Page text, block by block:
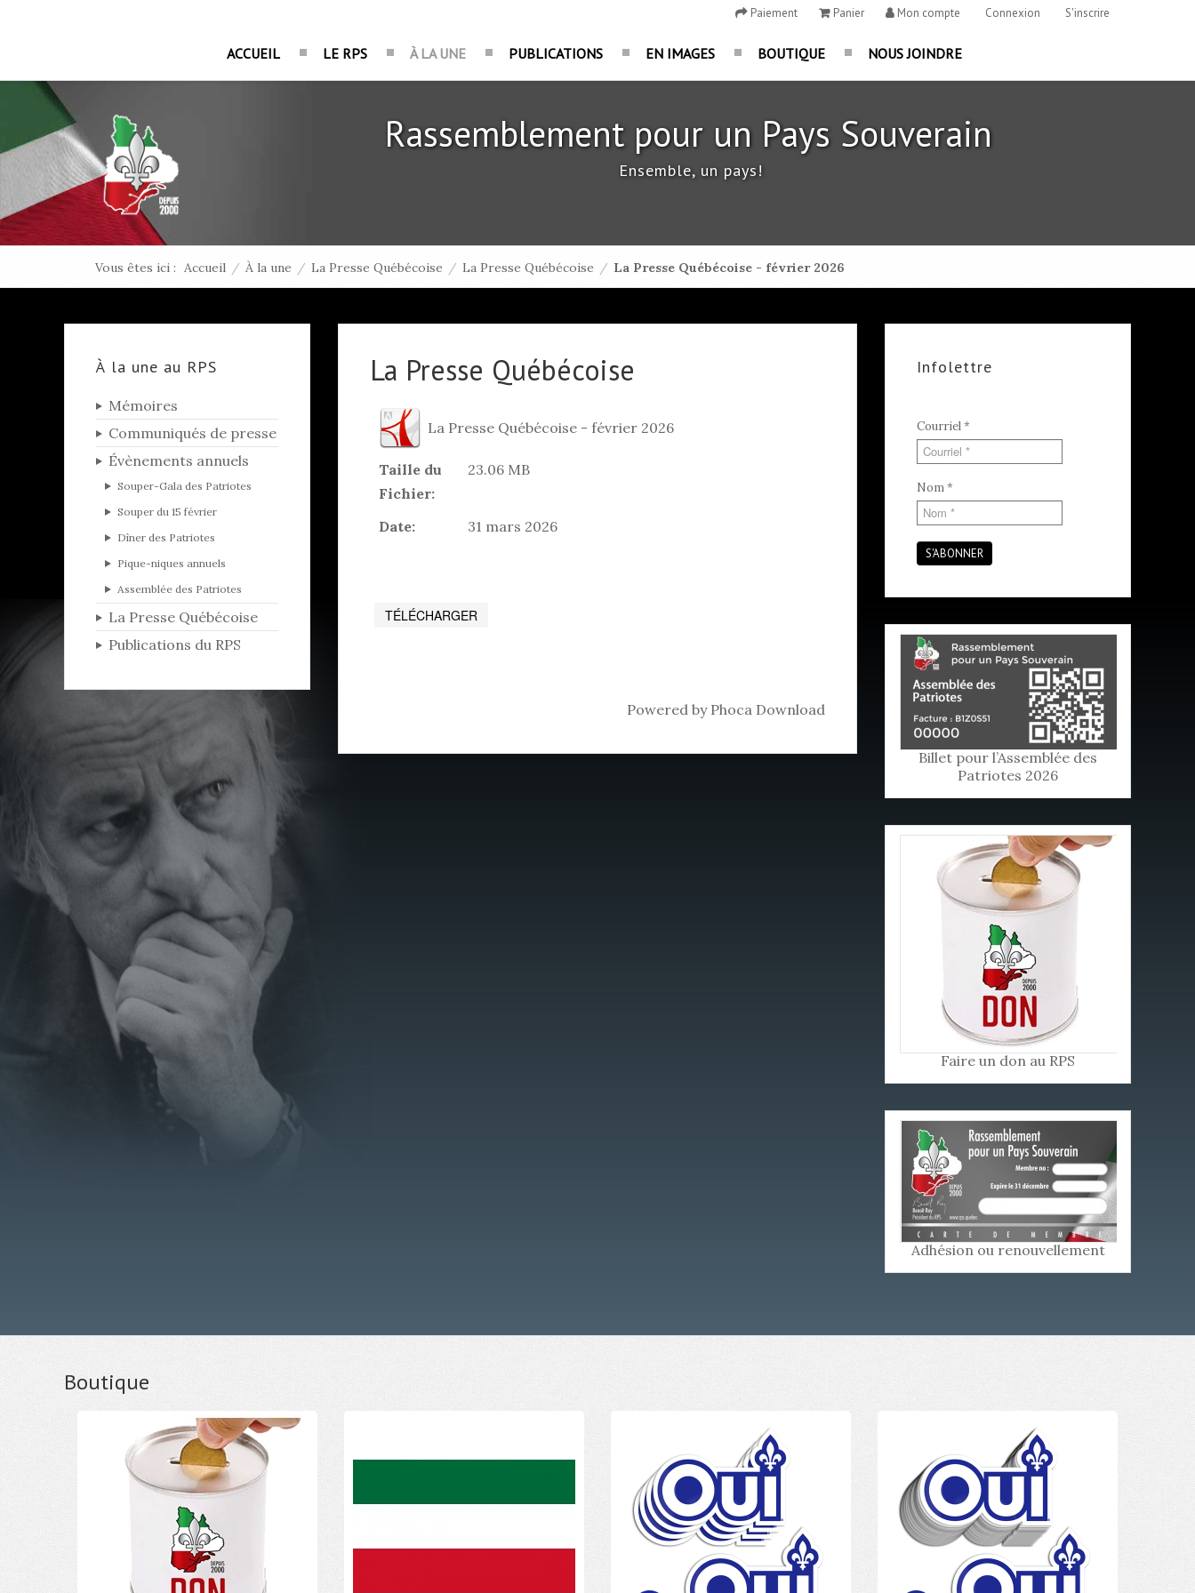
Paiement Panier Mon compte Connexion S'inscrire
ACCUEIL LE RPS À LA UNE PUBLICATIONS EN IMAGES BOUTIQUE NOUS JOINDRE
Rassemblement pour un Pays Souverain
Ensemble, un pays!
Vous êtes ici : Accueil / À la une / La Presse Québécoise / La Presse Québécoise / La Presse Québécoise - février 2026
À la une au RPS
Mémoires
Communiqués de presse
Évènements annuels
Souper-Gala des Patriotes
Souper du 15 février
Dîner des Patriotes
Pique-niques annuels
Assemblée des Patriotes
La Presse Québécoise
Publications du RPS
La Presse Québécoise
La Presse Québécoise - février 2026
Taille du
Fichier:
23.06 MB
Date: 31 mars 2026
Powered by Phoca Download
Infolettre
Courriel*
Nom*
S'ABONNER
Billet pour l’Assemblée des
Patriotes 2026
Faire un don au RPS
Adhésion ou renouvellement
Boutique